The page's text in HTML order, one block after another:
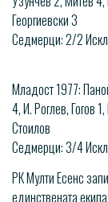
Георгиевски 3
Седмерци: 2/2
Младост 1977:
4, И. Роглев, Гогов
Стоилов
Седмерци: 3/4
РК Мулти Есенс
единствената